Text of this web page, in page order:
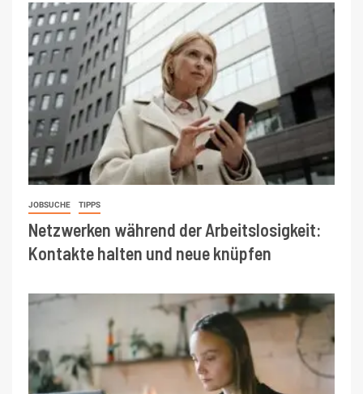
JOBSUCHE TIPPS
Netzwerken während der Arbeitslosigkeit:
Kontakte halten und neue knüpfen